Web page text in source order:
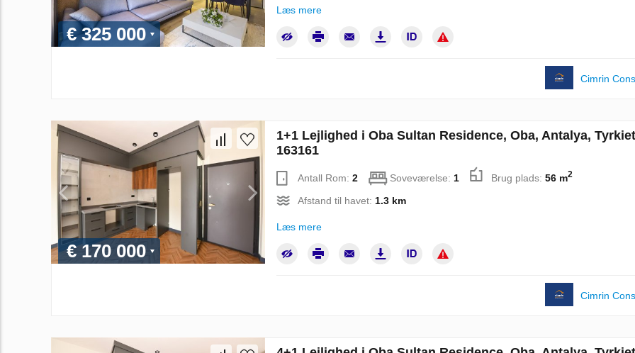
€ 325 000
Læs mere
Cimrin
€ 170 000
1+1 Lejlighed i Oba Sultan Residence, Oba, Antalya,
163161
Antall Rom: 2 Soveværelse: 1 Brug plads: 56 m2
Afstand til havet: 1.3 km
Læs mere
Cimrin